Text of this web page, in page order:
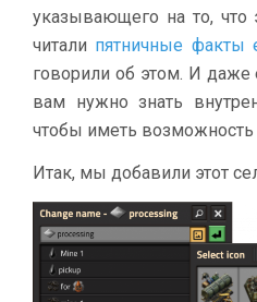
указывающего на то,
читали пятничные факты
говорили об этом. И даже
вам нужно знать
чтобы иметь возможность
Итак, мы добавили этот